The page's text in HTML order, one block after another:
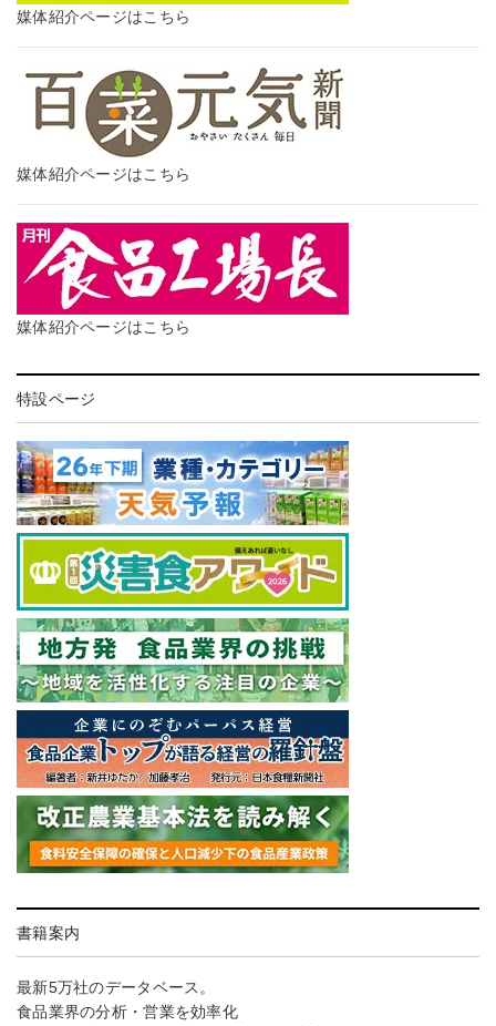
媒体紹介ページはこちら
媒体紹介ページはこちら
媒体紹介ページはこちら
特設ページ
書籍案内
最新5万社のデータベース。
食品業界の分析・営業を効率化